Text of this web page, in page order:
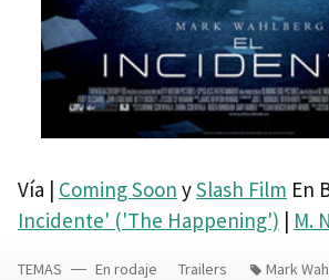
Vía | Coming Soon ySlash Film En
Incidente' ('The Happening') | M.
TEMAS En rodaje Trailers Mark